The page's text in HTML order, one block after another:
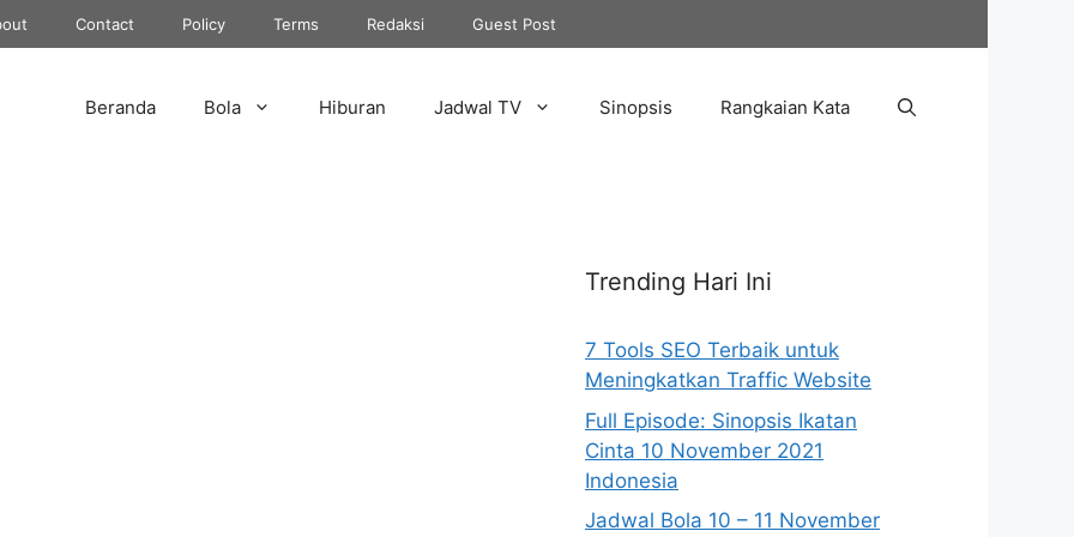
Contact Policy Terms Redaksi Guest Post
Beranda Bola Hiburan Jadwal TV Sinopsis Rangkaian Kata
Trending Hari Ini
7 Tools SEO Terbaik untuk
Meningkatkan Traffic Website
Full Episode: Sinopsis Ikatan
Cinta 10 November 2021
Indonesia
Jadwal Bola 10 – 11 November